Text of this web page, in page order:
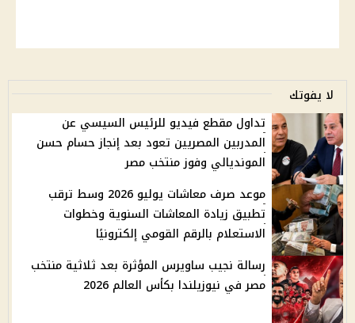
لا يفوتك
تداول مقطع فيديو للرئيس السيسي عن
المدربين المصريين تعود بعد إنجاز حسام حسن
المونديالي وفوز منتخب مصر
موعد صرف معاشات يوليو 2026 وسط ترقب
تطبيق زيادة المعاشات السنوية وخطوات
الاستعلام بالرقم القومي إلكترونيًا
رسالة نجيب ساويرس المؤثرة بعد ثلاثية منتخب
مصر في نيوزيلندا بكأس العالم 2026